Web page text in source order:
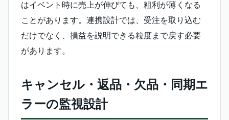
はイベント時に売上が伸びても、粗利が薄くなる
ことがあります。連携設計では、受注を取り込む
だけでなく、損益を説明できる粒度まで戻す必要
があります。
キャンセル・返品・欠品・同期エ
ラーの監視設計